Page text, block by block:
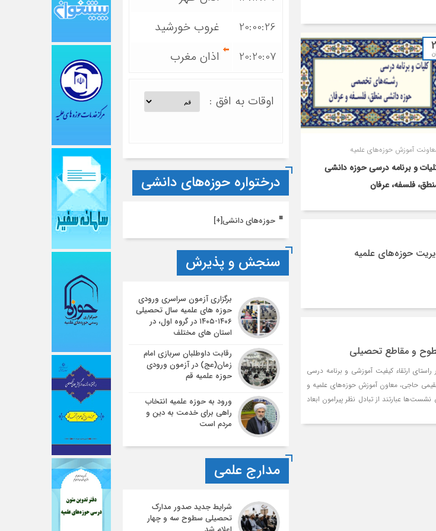
آموزش حوزه‌های علمیه
و برنامه‌ درسی حوزه دانشی
فلسفه، عرفان
حوزه‌های علمیه
و مقاطع تحصیلی
ارتقاء کیفیت آموزشی و برنامه درسی
حاجی، معاون آموزش حوزه‌های علمیه و
عبارتند از تبادل نظر پیرامون ابعاد
20:00:26
غروب خورشید
20:20:07
اذان مغرب
اوقات به افق :
درختواره حوزه‌های دانشی
حوزه‌های دانشی[+]
سنجش و پذیرش
برگزاری آزمون سراسری ورودی
حوزه های علمیه سال تحصیلی
۱۴۰۶-۱۴۰۵ در گروه اول، در
استان های مختلف
رقابت داوطلبان سربازی امام
زمان(عج) در آزمون ورودی
حوزه علمیه قم
ورود به حوزه علمیه انتخاب
راهی برای خدمت به دین و
مردم است
مدارج علمی
شرایط جدید صدور مدارک
تحصیلی سطوح سه و چهار